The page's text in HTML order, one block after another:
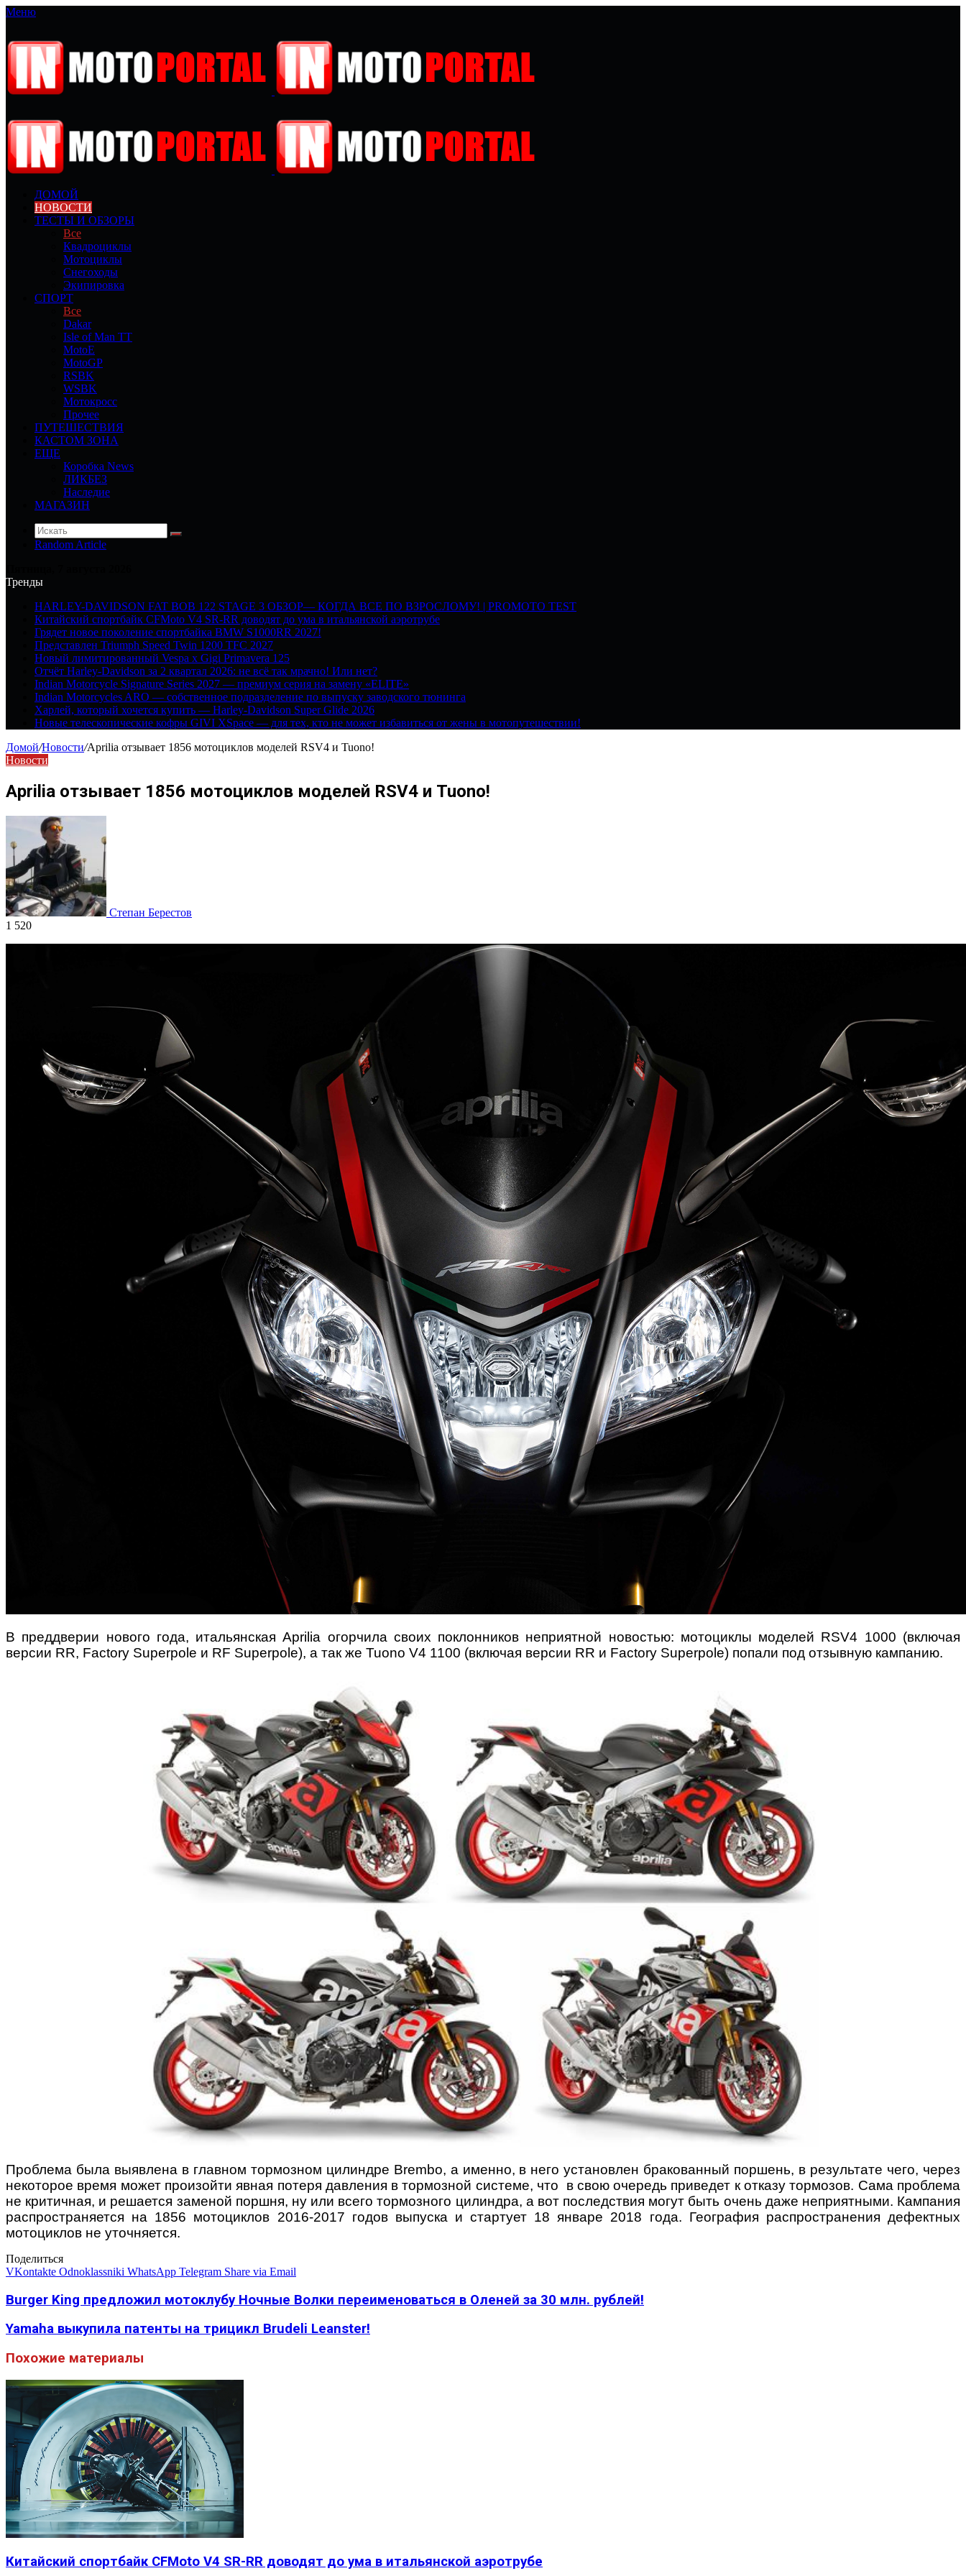
Меню
ДОМОЙ
НОВОСТИ
ТЕСТЫ И ОБЗОРЫ
Все
Квадроциклы
Мотоциклы
Снегоходы
Экипировка
СПОРТ
Все
Dakar
Isle of Man TT
MotoE
MotoGP
RSBK
WSBK
Мотокросс
Прочее
ПУТЕШЕСТВИЯ
КАСТОМ ЗОНА
ЕЩЕ
Коробка News
ЛИКБЕЗ
Наследие
МАГАЗИН
Random Article
Тренды
HARLEY-DAVIDSON FAT BOB 122 STAGE 3 ОБЗОР— КОГДА ВСЕ ПО ВЗРОСЛОМУ! | PROMOTO TEST
Китайский спортбайк CFMoto V4 SR-RR доводят до ума в итальянской аэротрубе
Грядет новое поколение спортбайка BMW S1000RR 2027!
Представлен Triumph Speed Twin 1200 TFC 2027
Новый лимитированный Vespa x Gigi Primavera 125
Отчёт Harley-Davidson за 2 квартал 2026: не всё так мрачно! Или нет?
Indian Motorcycle Signature Series 2027 — премиум серия на замену «ELITE»
Indian Motorcycles ARO — собственное подразделение по выпуску заводского тюнинга
Харлей, который хочется купить — Harley-Davidson Super Glide 2026
Новые телескопические кофры GIVI XSpace — для тех, кто не может избавиться от жены в мотопутешествии!
Домой/Новости/Aprilia отзывает 1856 мотоциклов моделей RSV4 и Tuono!
Новости
Aprilia отзывает 1856 мотоциклов моделей RSV4 и Tuono!
Степан Берестов
1 520
В преддверии нового года, итальянская Aprilia огорчила своих поклонников неприятной новостью: мотоциклы моделей RSV4 1000 (включая
версии RR, Factory Superpole и RF Superpole), а так же Tuono V4 1100 (включая версии RR и Factory Superpole) попали под отзывную кампанию.
Проблема была выявлена в главном тормозном цилиндре Brembo, а именно, в него установлен бракованный поршень, в результате чего, через
некоторое время может произойти явная потеря давления в тормозной системе, что в свою очередь приведет к отказу тормозов. Сама проблема
не критичная, и решается заменой поршня, ну или всего тормозного цилиндра, а вот последствия могут быть очень даже неприятными. Кампания
распространяется на 1856 мотоциклов 2016-2017 годов выпуска и стартует 18 январе 2018 года. География распространения дефектных
мотоциклов не уточняется.
Поделиться
VKontakte Odnoklassniki WhatsApp Telegram Share via Email
Burger King предложил мотоклубу Ночные Волки переименоваться в Оленей за 30 млн. рублей!
Yamaha выкупила патенты на трицикл Brudeli Leanster!
Похожие материалы
Китайский спортбайк CFMoto V4 SR-RR доводят до ума в итальянской аэротрубе